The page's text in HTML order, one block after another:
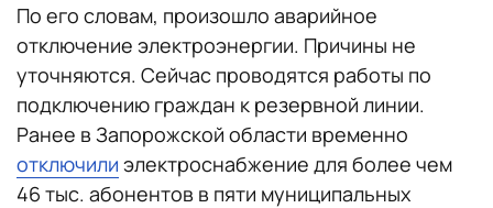
По его словам, произошло аварийное
отключение электроэнергии. Причины не
уточняются. Сейчас проводятся работы по
подключению граждан к резервной линии.
Ранее в Запорожской области временно
отключили электроснабжение для более чем
46 тыс. абонентов в пяти муниципальных